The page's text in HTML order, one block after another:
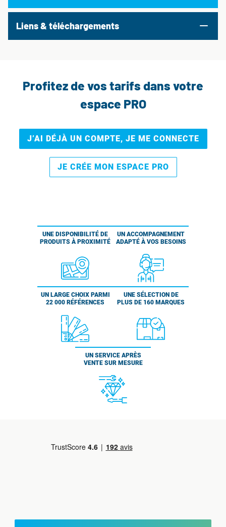
Liens & téléchargements
Profitez de vos tarifs dans votre
espace PRO
J’AI DÉJÀ UN COMPTE, JE ME CONNECTE
JE CRÉE MON ESPACE PRO
UNE DISPONIBILITÉ DE
PRODUITS À PROXIMITÉ
UN ACCOMPAGNEMENT
ADAPTÉ À VOS BESOINS
UN LARGE CHOIX PARMI
22 000 RÉFÉRENCES
UNE SÉLECTION DE
PLUS DE 160 MARQUES
UN SERVICE APRÈS
VENTE SUR MESURE